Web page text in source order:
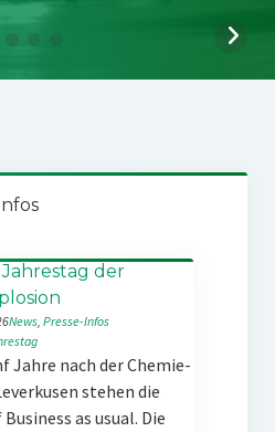
Jahrestag der
News, Presse-Infos
Jahre nach der Chemie-
stehen die
as usual. Die